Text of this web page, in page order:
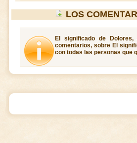
LOS
El significado de
comentarios, sobre El
con todas las personas que